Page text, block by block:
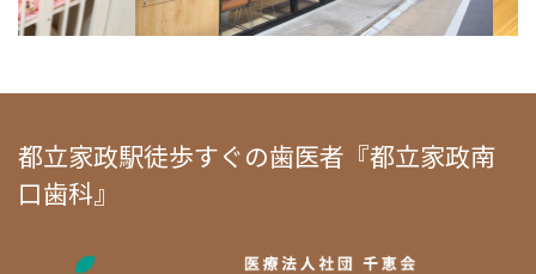
都立家政駅徒歩すぐの歯医者『都立家政南
口歯科』